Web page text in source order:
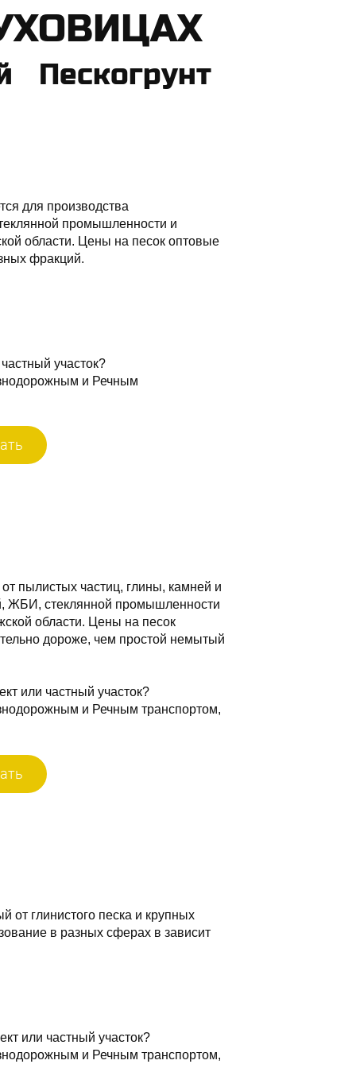
для производства
промышленности и
области. Цены на песок оптовые
фракций.
участок?
и Речным
пылистых частиц, глины, камней и
ЖБИ, стеклянной промышленности
области. Цены на песок
дороже, чем простой немытый
или частный участок?
и Речным транспортом,
от глинистого песка и крупных
в разных сферах в зависит
или частный участок?
и Речным транспортом,